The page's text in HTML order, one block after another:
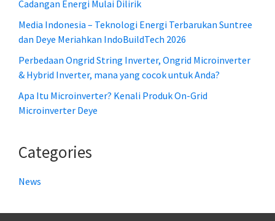
Cadangan Energi Mulai Dilirik
Media Indonesia – Teknologi Energi Terbarukan Suntree
dan Deye Meriahkan IndoBuildTech 2026
Perbedaan Ongrid String Inverter, Ongrid Microinverter
& Hybrid Inverter, mana yang cocok untuk Anda?
Apa Itu Microinverter? Kenali Produk On-Grid
Microinverter Deye
Categories
News